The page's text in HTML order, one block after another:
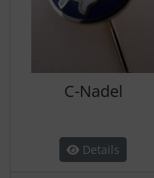
C-Nadel
Details